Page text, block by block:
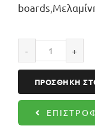
boards
Κονδύλι
Z2+2
UP/
ΠΡΟΣΘΉΚΗ